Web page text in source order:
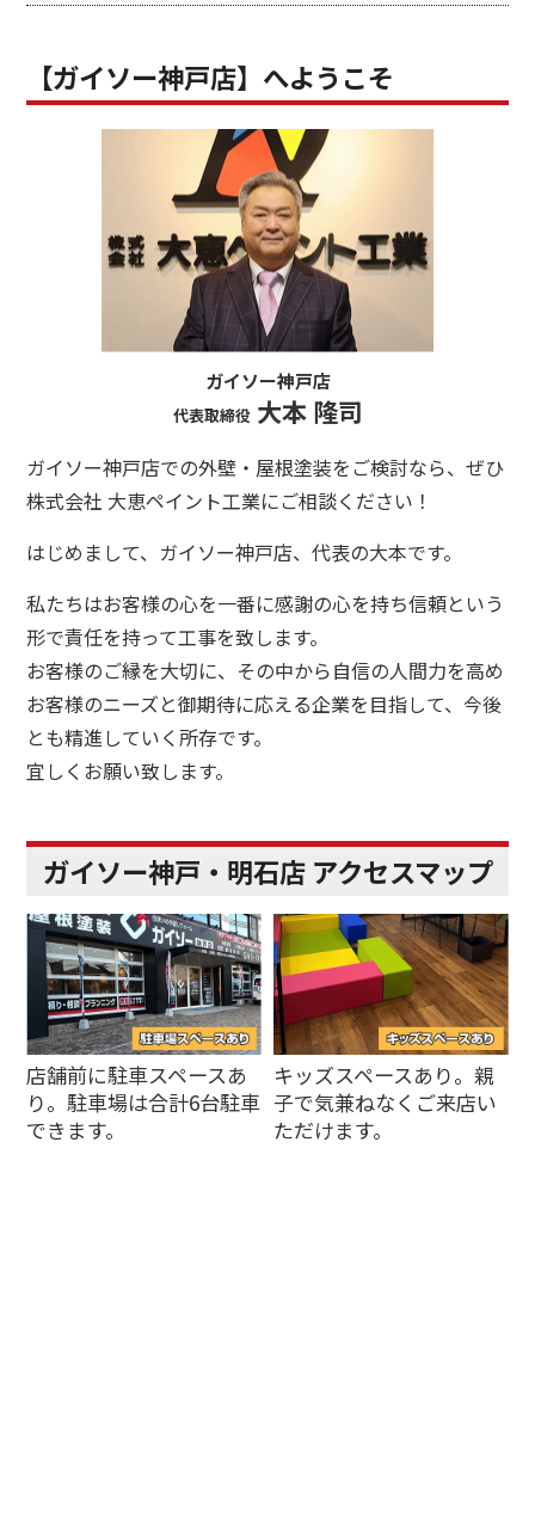
【ガイソー神戸店】へようこそ
ガイソー神戸店
代表取締役大本 隆司
ガイソー神戸店での外壁・屋根塗装をご検討なら、ぜひ
株式会社 大恵ペイント工業にご相談ください！
はじめまして、ガイソー神戸店、代表の大本です。
私たちはお客様の心を一番に感謝の心を持ち信頼という
形で責任を持って工事を致します。
お客様のご縁を大切に、その中から自信の人間力を高め
お客様のニーズと御期待に応える企業を目指して、今後
とも精進していく所存です。
宜しくお願い致します。
ガイソー神戸・明石店 アクセスマップ
店舗前に駐車スペースあ
り。駐車場は合計6台駐車
できます。
キッズスペースあり。親
子で気兼ねなくご来店い
ただけます。